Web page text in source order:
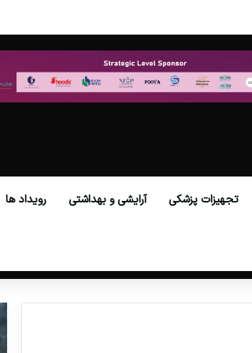
فراهم شد.
تجهیزات پزشکی آرایشی و بهداشتی رویداد ها